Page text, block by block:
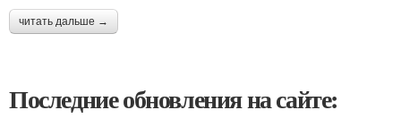
читать дальше →
Последние обновления на сайте: